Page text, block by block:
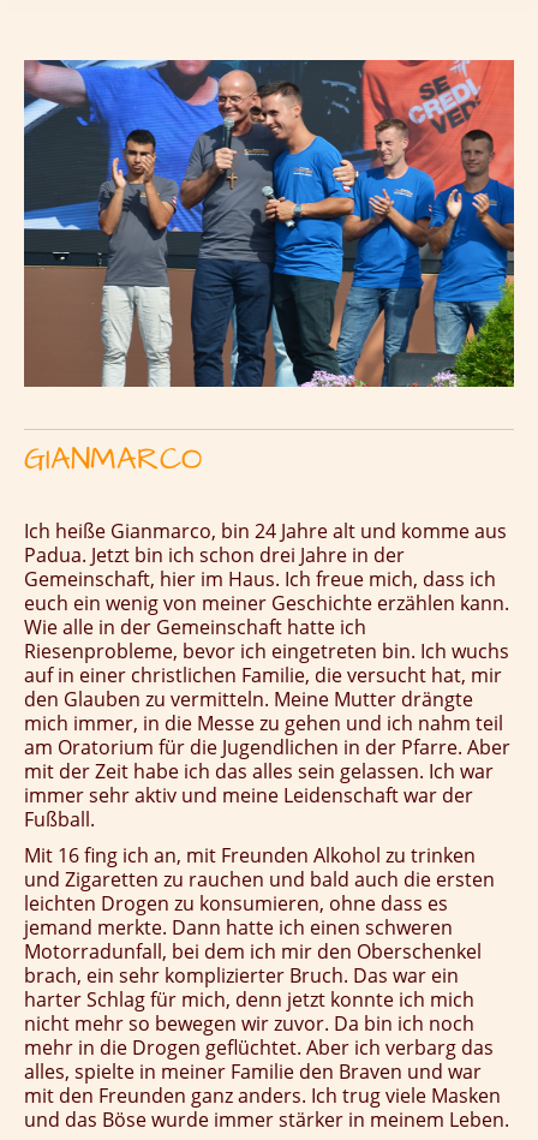
GIANMARCO
Ich heiße Gianmarco, bin 24 Jahre alt und komme aus
Padua. Jetzt bin ich schon drei Jahre in der
Gemeinschaft, hier im Haus. Ich freue mich, dass ich
euch ein wenig von meiner Geschichte erzählen kann.
Wie alle in der Gemeinschaft hatte ich
Riesenprobleme, bevor ich eingetreten bin. Ich wuchs
auf in einer christlichen Familie, die versucht hat, mir
den Glauben zu vermitteln. Meine Mutter drängte
mich immer, in die Messe zu gehen und ich nahm teil
am Oratorium für die Jugendlichen in der Pfarre. Aber
mit der Zeit habe ich das alles sein gelassen. Ich war
immer sehr aktiv und meine Leidenschaft war der
Fußball.
Mit 16 fing ich an, mit Freunden Alkohol zu trinken
und Zigaretten zu rauchen und bald auch die ersten
leichten Drogen zu konsumieren, ohne dass es
jemand merkte. Dann hatte ich einen schweren
Motorradunfall, bei dem ich mir den Oberschenkel
brach, ein sehr komplizierter Bruch. Das war ein
harter Schlag für mich, denn jetzt konnte ich mich
nicht mehr so bewegen wir zuvor. Da bin ich noch
mehr in die Drogen geflüchtet. Aber ich verbarg das
alles, spielte in meiner Familie den Braven und war
mit den Freunden ganz anders. Ich trug viele Masken
und das Böse wurde immer stärker in meinem Leben.